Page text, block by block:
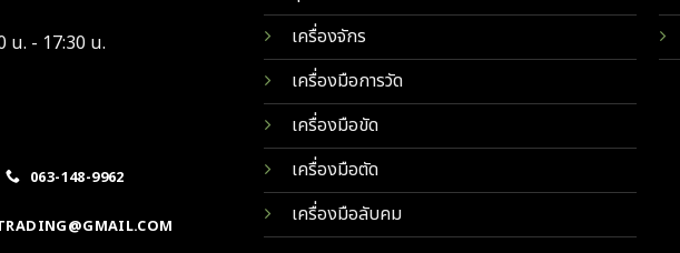
น. - 17:30 น.
063-148-9962
เครื่องจักร
เครื่องมือการวัด
เครื่องมือขัด
เครื่องมือตัด
เครื่องมือลับคม